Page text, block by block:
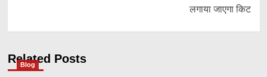
लगाया जाएगा किट
Related Posts
Blog